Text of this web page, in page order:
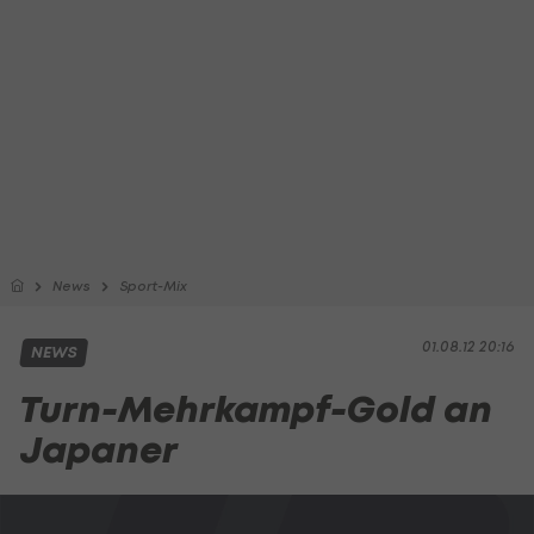
News Sport-Mix
01.08.12 20:16
NEWS
Turn-Mehrkampf-Gold an
Japaner